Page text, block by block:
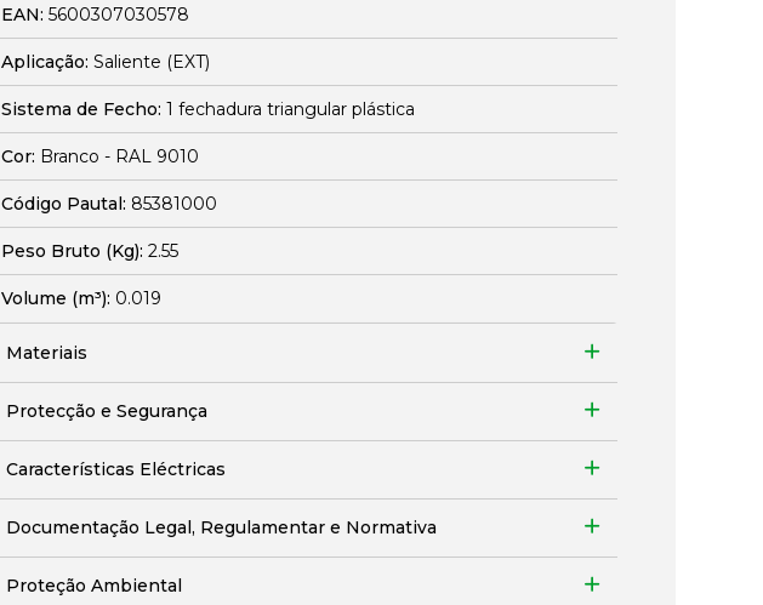
EAN: 5600307030578
Aplicação: Saliente (EXT)
Sistema de Fecho: 1 fechadura triangular plástica
Cor: Branco - RAL 9010
Código Pautal: 85381000
Peso Bruto (Kg): 2.55
Volume (m³): 0.019
Materiais
Protecção e Segurança
Características Eléctricas
Documentação Legal, Regulamentar e Normativa
Proteção Ambiental